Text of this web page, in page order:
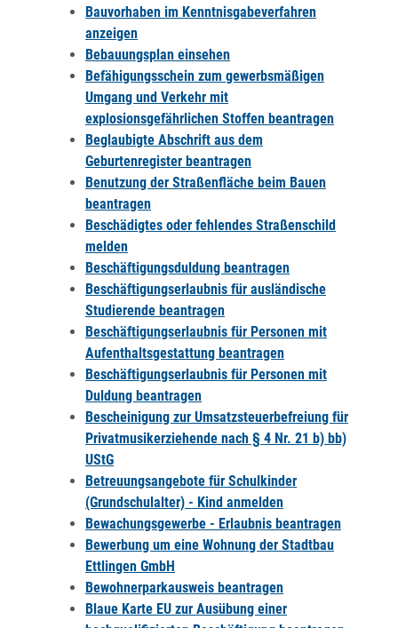
Bauvorhaben im Kenntnisgabeverfahren
anzeigen
Bebauungsplan einsehen
Befähigungsschein zum gewerbsmäßigen
Umgang und Verkehr mit
explosionsgefährlichen Stoffen beantragen
Beglaubigte Abschrift aus dem
Geburtenregister beantragen
Benutzung der Straßenfläche beim Bauen
beantragen
Beschädigtes oder fehlendes Straßenschild
melden
Beschäftigungsduldung beantragen
Beschäftigungserlaubnis für ausländische
Studierende beantragen
Beschäftigungserlaubnis für Personen mit
Aufenthaltsgestattung beantragen
Beschäftigungserlaubnis für Personen mit
Duldung beantragen
Bescheinigung zur Umsatzsteuerbefreiung für
Privatmusikerziehende nach § 4 Nr. 21 b) bb)
UStG
Betreuungsangebote für Schulkinder
(Grundschulalter) - Kind anmelden
Bewachungsgewerbe - Erlaubnis beantragen
Bewerbung um eine Wohnung der Stadtbau
Ettlingen GmbH
Bewohnerparkausweis beantragen
Blaue Karte EU zur Ausübung einer